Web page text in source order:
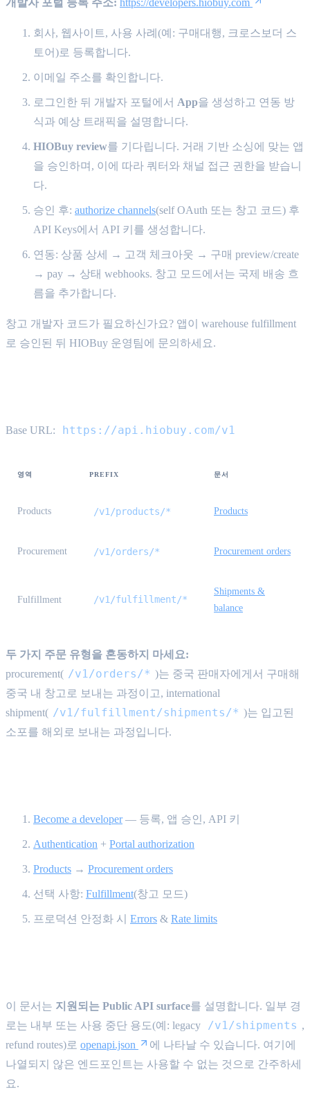
회사, 웹사이트, 사용 사례(예: 구매대행, 크로스보더 스
토어)로 등록합니다.
이메일 주소를 확인합니다.
로그인한 뒤 개발자 포털에서 App을 생성하고 연동 방
식과 예상 트래픽을 설명합니다.
HIOBuy review를 기다립니다. 거래 기반 소싱에 맞는 앱
을 승인하며, 이에 따라 쿼터와 채널 접근 권한을 받습니
다.
승인 후: authorize channels(self OAuth 또는 창고 코드) 후
API Keys에서 API 키를 생성합니다.
연동: 상품 상세 → 고객 체크아웃 → 구매 preview/create
→ pay → 상태 webhooks. 창고 모드에서는 국제 배송 흐
름을 추가합니다.
창고 개발자 코드가 필요하신가요? 앱이 warehouse fulfillment
로 승인된 뒤 HIOBuy 운영팀에 문의하세요.
Base URL: https://api.hiobuy.com/v1
영역 PREFIX 문서
Products /v1/products/* Products
Procurement /v1/orders/* Procurement orders
Fulfillment /v1/fulfillment/*
Shipments &
balance
두 가지 주문 유형을 혼동하지 마세요:
procurement( /v1/orders/* )는 중국 판매자에게서 구매해
중국 내 창고로 보내는 과정이고, international
shipment( /v1/fulfillment/shipments/* )는 입고된
소포를 해외로 보내는 과정입니다.
Become a developer— 등록, 앱 승인, API 키
Authentication + Portal authorization
Products → Procurement orders
선택 사항: Fulfillment(창고 모드)
프로덕션 안정화 시 Errors & Rate limits
이 문서는 지원되는 Public API surface를 설명합니다. 일부 경
로는 내부 또는 사용 중단 용도(예: legacy
/v1/shipments ,
refund routes)로 openapi.json
에 나타날 수 있습니다. 여기에
나열되지 않은 엔드포인트는 사용할 수 없는 것으로 간주하세
요.